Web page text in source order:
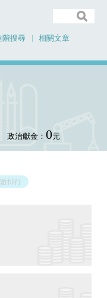
階搜尋
相關文章
政治獻金： 0元
排行